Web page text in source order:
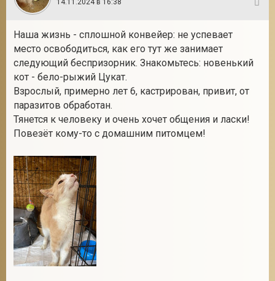
14.11.2024 в 16:38
Наша жизнь - сплошной конвейер: не успевает
место освободиться, как его тут же занимает
следующий беспризорник. Знакомьтесь: новенький
кот - бело-рыжий Цукат.
Взрослый, примерно лет 6, кастрирован, привит, от
паразитов обработан.
Тянется к человеку и очень хочет общения и ласки!
Повезёт кому-то с домашним питомцем!